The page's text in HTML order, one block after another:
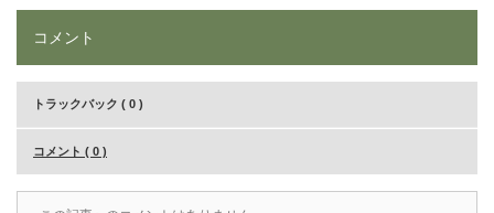
コメント
トラックバック ( 0 )
コメント ( 0 )